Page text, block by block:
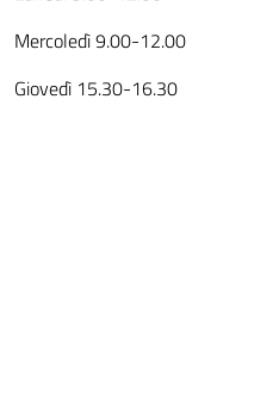
Mercoledì 9.00-12.00
Giovedì 15.30-16.30